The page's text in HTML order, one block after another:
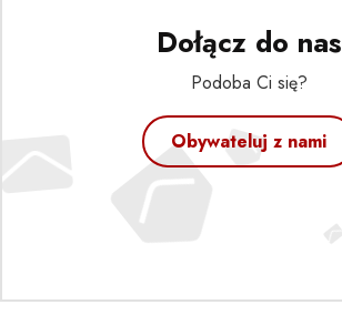
Dołącz do nas
Podoba Ci się?
Obywateluj z nami